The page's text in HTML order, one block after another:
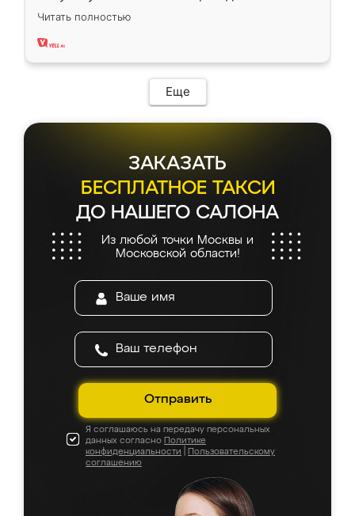
вполне довольна. Служит кухня уже почти
два года, нареканий нет.
Читать полностью
Еще
ЗАКАЗАТЬ
БЕСПЛАТНОЕ ТАКСИ
ДО НАШЕГО САЛОНА
Из любой точки Москвы и
Московской области!
Отправить
Я соглашаюсь на передачу персональных
данных согласно Политике
конфиденциальности
Пользовательскому
соглашению